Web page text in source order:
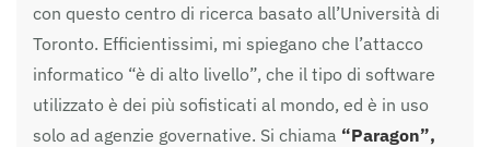
con questo centro di ricerca basato all’Università di
Toronto. Efficientissimi, mi spiegano che l’attacco
informatico “è di alto livello”, che il tipo di software
utilizzato è dei più sofisticati al mondo, ed è in uso
solo ad agenzie governative. Si chiama “Paragon”,